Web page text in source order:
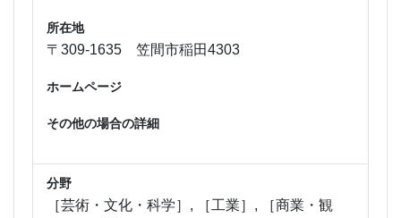
所在地
〒309-1635 笠間市稲田4303
ホームページ
その他の場合の詳細
分野
［芸術・文化・科学］, ［工業］, ［商業・観